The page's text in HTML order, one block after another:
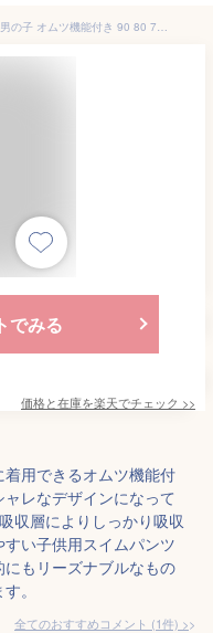
ベビー 水着 キッズ水着 子供水着 女の子 男の子 オムツ機能付き 90 80 70 水遊びパンツ 水遊び用オムツ ベビースイミング 赤ちゃん かわいい おむつ 幼児用 メール便
でみる
価格と在庫を楽天でチェック >>
用できるオムツ機能付
レなデザインになって
収層によりしっかり吸収
い子供用スイムパンツ
もリーズナブルなもの
。
全てのおすすめコメント (1件) >